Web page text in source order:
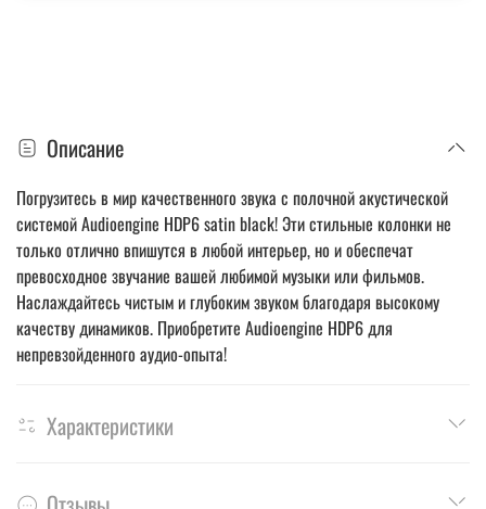
Описание
Погрузитесь в мир качественного звука с полочной акустической
системой Audioengine HDP6 satin black! Эти стильные колонки не
только отлично впишутся в любой интерьер, но и обеспечат
превосходное звучание вашей любимой музыки или фильмов.
Наслаждайтесь чистым и глубоким звуком благодаря высокому
качеству динамиков. Приобретите Audioengine HDP6 для
непревзойденного аудио-опыта!
Характеристики